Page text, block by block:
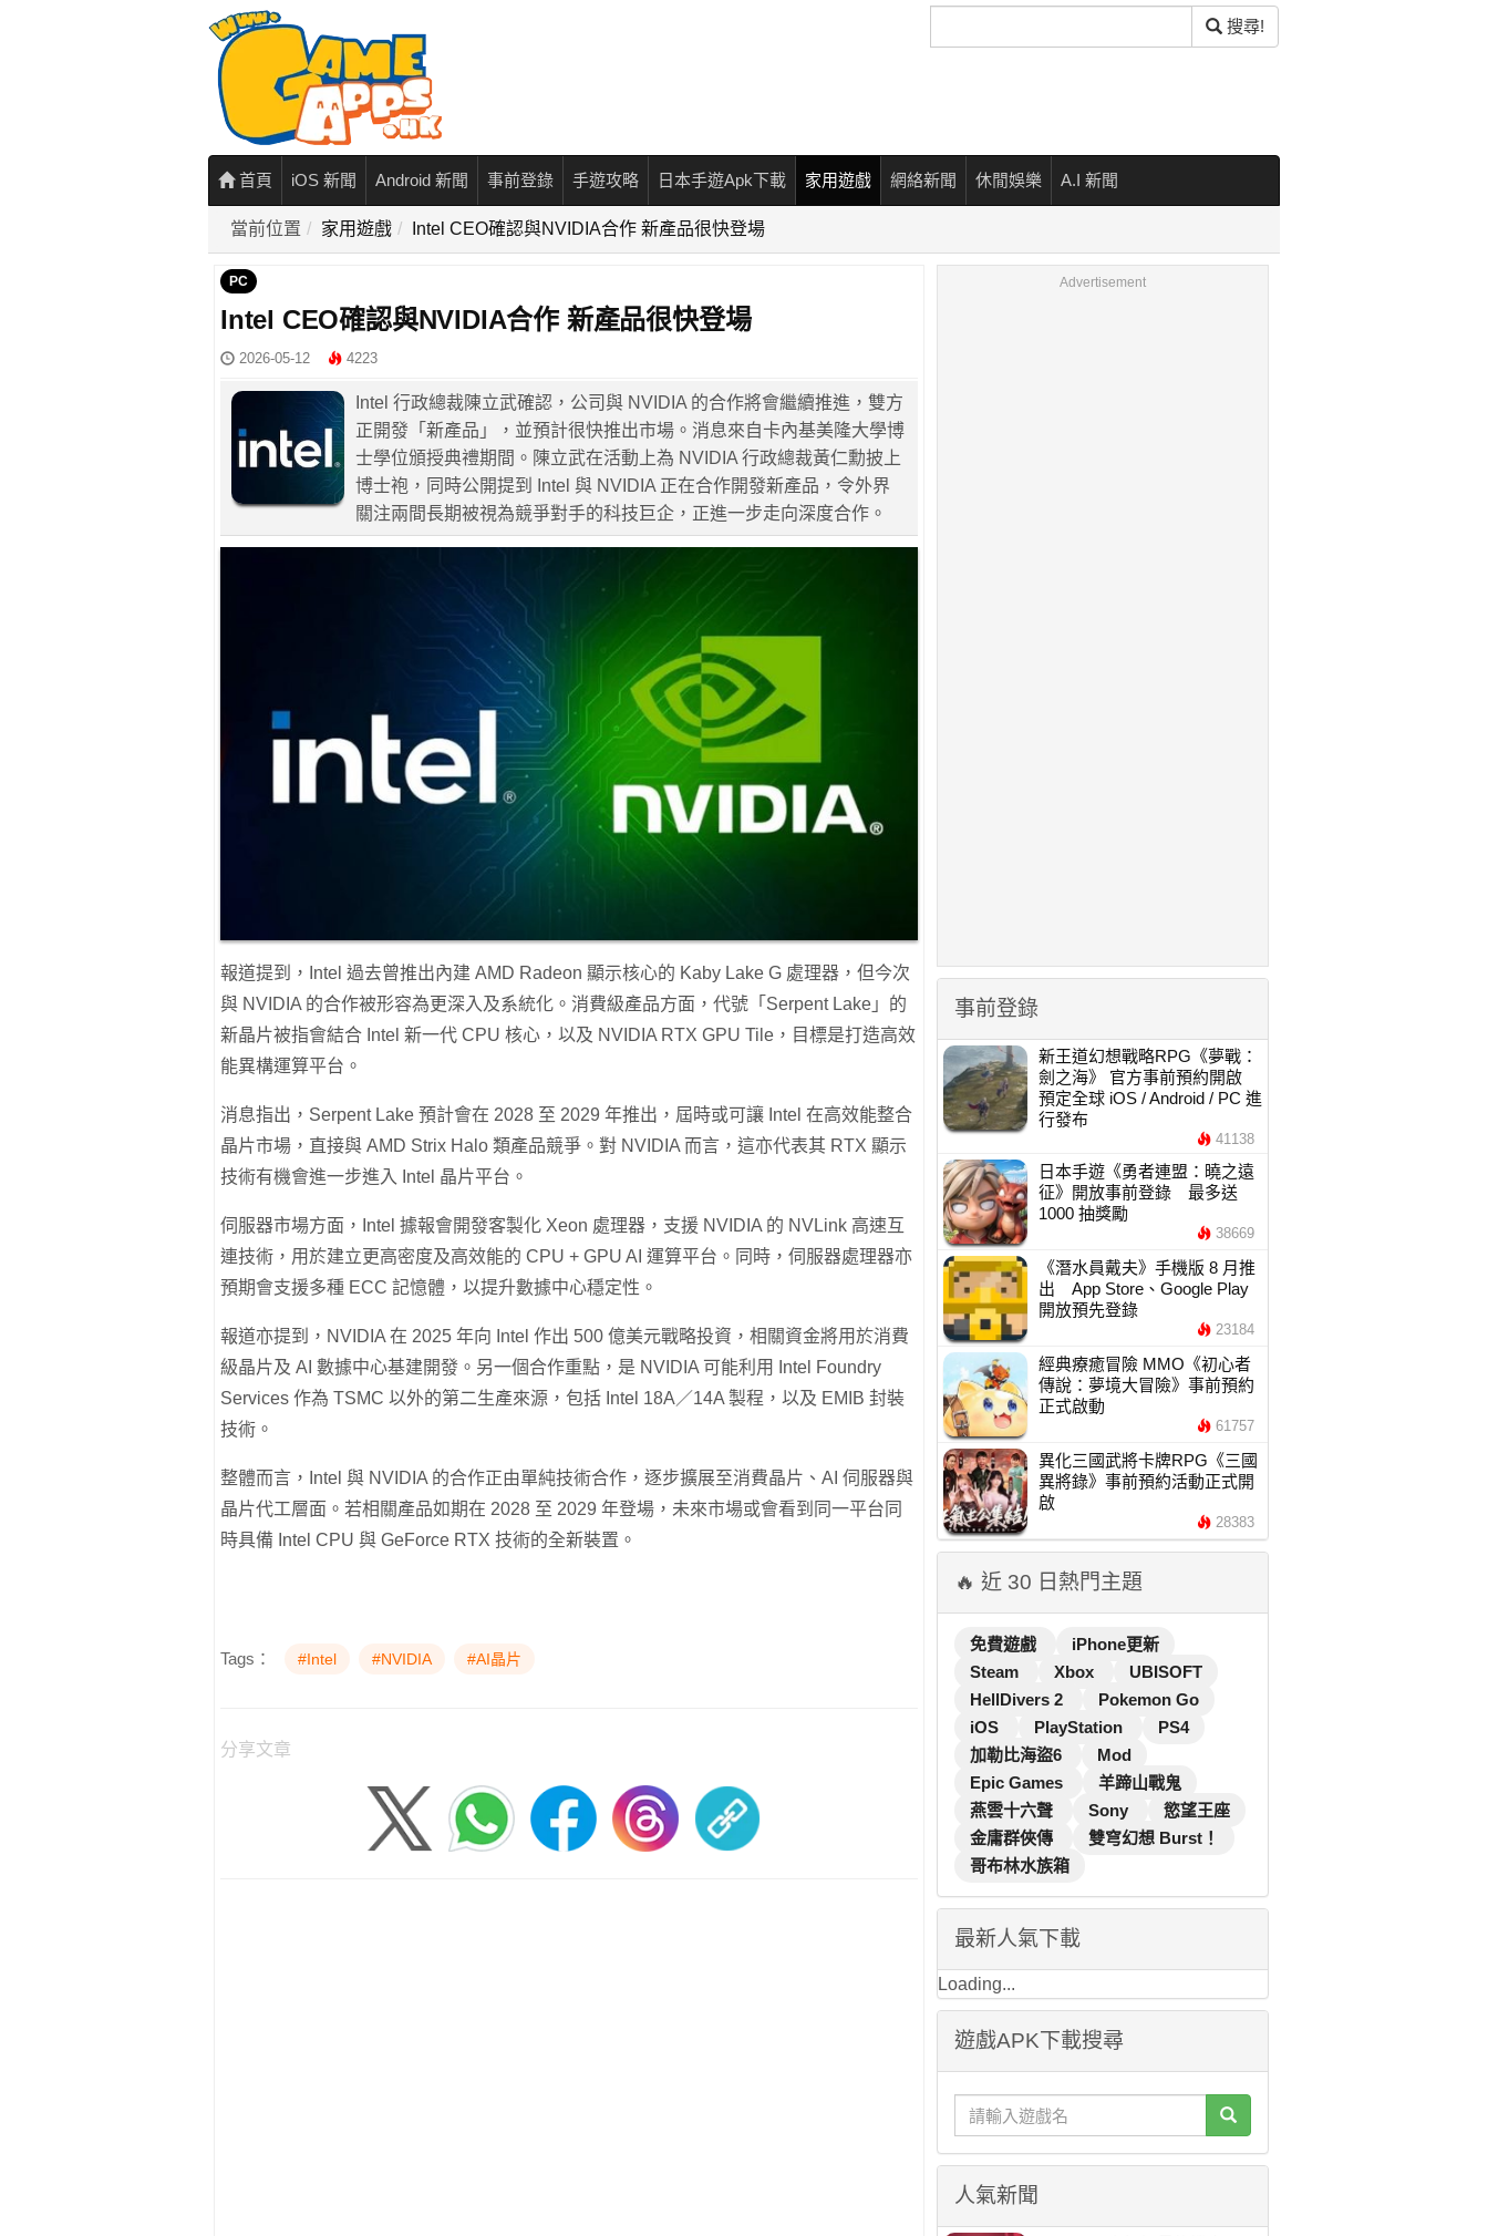
尋
搜尋!
首頁 iOS 新聞 Android 新聞 事前登錄 手遊攻略 日本手遊Apk下載 家用遊戲 網絡新聞 休閒娛樂 A.I 新聞
當前位置 家用遊戲 Intel CEO確認與NVIDIA合作 新產品很快登場
PC
Intel CEO確認與NVIDIA合作 新產品很快登場
2026-05-12 4223
Intel 行政總裁陳立武確認，公司與 NVIDIA 的合作將會繼續推進，雙方
正開發「新產品」，並預計很快推出市場。消息來自卡內基美隆大學博
士學位頒授典禮期間。陳立武在活動上為 NVIDIA 行政總裁黃仁勳披上
博士袍，同時公開提到 Intel 與 NVIDIA 正在合作開發新產品，令外界
關注兩間長期被視為競爭對手的科技巨企，正進一步走向深度合作。
報道提到，Intel 過去曾推出內建 AMD Radeon 顯示核心的 Kaby Lake G 處理器，但今次
與 NVIDIA 的合作被形容為更深入及系統化。消費級產品方面，代號「Serpent Lake」的
新晶片被指會結合 Intel 新一代 CPU 核心，以及 NVIDIA RTX GPU Tile，目標是打造高效
能異構運算平台。
消息指出，Serpent Lake 預計會在 2028 至 2029 年推出，屆時或可讓 Intel 在高效能整合
晶片市場，直接與 AMD Strix Halo 類產品競爭。對 NVIDIA 而言，這亦代表其 RTX 顯示
技術有機會進一步進入 Intel 晶片平台。
伺服器市場方面，Intel 據報會開發客製化 Xeon 處理器，支援 NVIDIA 的 NVLink 高速互
連技術，用於建立更高密度及高效能的 CPU + GPU AI 運算平台。同時，伺服器處理器亦
預期會支援多種 ECC 記憶體，以提升數據中心穩定性。
報道亦提到，NVIDIA 在 2025 年向 Intel 作出 500 億美元戰略投資，相關資金將用於消費
級晶片及 AI 數據中心基建開發。另一個合作重點，是 NVIDIA 可能利用 Intel Foundry
Services 作為 TSMC 以外的第二生產來源，包括 Intel 18A／14A 製程，以及 EMIB 封裝
技術。
整體而言，Intel 與 NVIDIA 的合作正由單純技術合作，逐步擴展至消費晶片、AI 伺服器與
晶片代工層面。若相關產品如期在 2028 至 2029 年登場，未來市場或會看到同一平台同
時具備 Intel CPU 與 GeForce RTX 技術的全新裝置。
Tags： #Intel #NVIDIA #AI晶片
分享文章
Advertisement
事前登錄
新王道幻想戰略RPG《夢戰：
劍之海》 官方事前預約開啟
預定全球 iOS / Android / PC 進
行發布
41138
日本手遊《勇者連盟：曉之遠
征》開放事前登錄 最多送
1000 抽獎勵
38669
《潛水員戴夫》手機版 8 月推
出 App Store、Google Play
開放預先登錄
23184
經典療癒冒險 MMO《初心者
傳說：夢境大冒險》事前預約
正式啟動
61757
異化三國武將卡牌RPG《三國
異將錄》事前預約活動正式開
啟
28383
🔥 近 30 日熱門主題
免費遊戲
iPhone更新
Steam
Xbox
UBISOFT
HellDivers 2
Pokemon Go
iOS
PlayStation
PS4
加勒比海盜6
Mod
Epic Games
羊蹄山戰鬼
燕雲十六聲
Sony
慾望王座
金庸群俠傳
雙穹幻想 Burst！
哥布林水族箱
最新人氣下載
Loading...
遊戲APK下載搜尋
人氣新聞